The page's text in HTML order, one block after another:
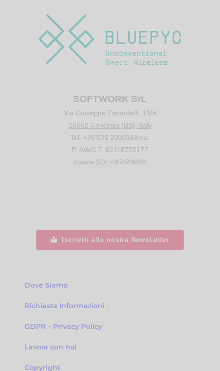
SOFTWORK SrL
Via Giuseppe Zanardelli, 13/A
25062 Concesio (BS), Italy
Tel. +39 030 2008149 r.a.
P. IVA/C.F. 02118770177
codice SDI – KRRH6B9
Iscriviti alla nostra NewsLetter
Dove Siamo
Richiesta Informazioni
GDPR – Privacy Policy
Lavora con noi
Copyright